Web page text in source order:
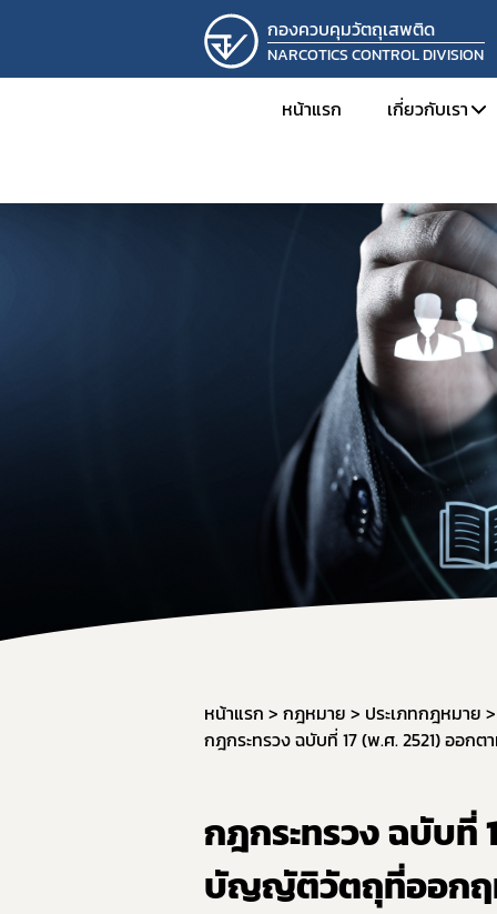
กองควบคุมวัตถุเสพติด
NARCOTICS CONTROL DIVISION
หน้าแรก เกี่ยวกับเรา
ทำเนียบผู้
โครงสร้า
ภารกิจแล
ผลการดำ
การดำเนิ
รางวัลที่ก
ภาพกิจกร
ติดต่อเรา
รับสมัครง
สำหรับเ
จองห้องป
หน้าแรก กฎหมาย ประเภทกฎหมาย
กฎกระทรวง ฉบับที่
บัญญัติวัตถุที่ออกฤท